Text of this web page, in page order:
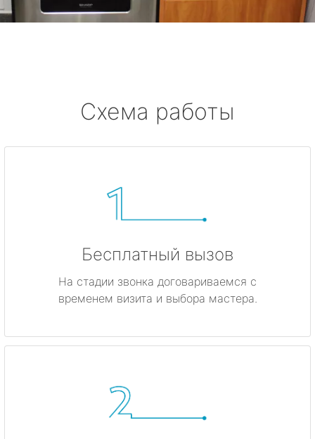
Схема работы
Бесплатный вызов
На стадии звонка договариваемся с
временем визита и выбора мастера.